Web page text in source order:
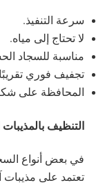
سرعة التنفيذ.
لا تحتاج إلى مياه.
مناسبة للسجاد
تجفيف فوري
المحافظة على
التنظيف
في بعض أنواع
تعتمد على مذيبات